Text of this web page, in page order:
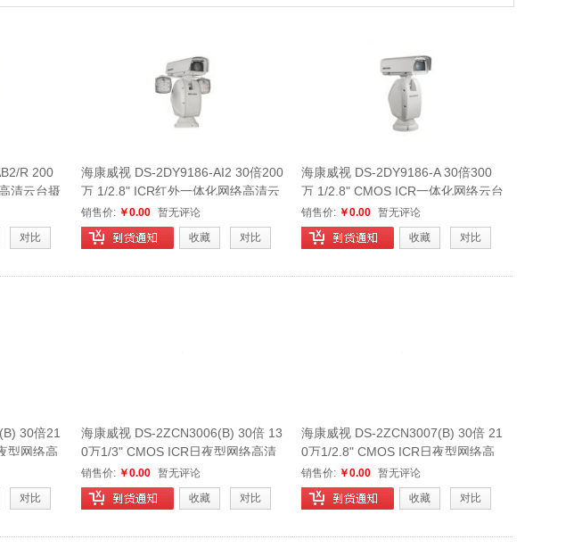
R 200
清云台摄
对比
海康威视 DS-2DY9186-AI2 30倍200
万 1/2.8" ICR红外一体化网络高清云
台摄像机
销售价: ￥0.00 暂无评论
收藏
对比
海康威视 DS-2DY9186-A 30倍300
万 1/2.8" CMOS ICR一体化网络云台
销售价: ￥0.00 暂无评论
收藏
对比
30倍21
型网络高
对比
海康威视 DS-2ZCN3006(B) 30倍 13
0万1/3" CMOS ICR日夜型网络高清
一体机
销售价: ￥0.00 暂无评论
收藏
对比
海康威视 DS-2ZCN3007(B) 30倍 21
0万1/2.8" CMOS ICR日夜型网络高
清一体机
销售价: ￥0.00 暂无评论
收藏
对比